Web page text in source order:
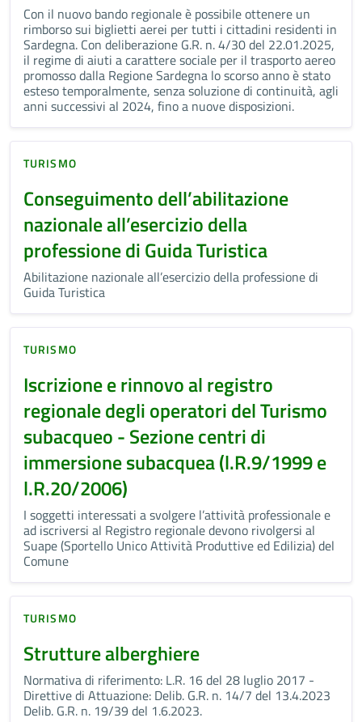
Con il nuovo bando regionale è possibile ottenere un
rimborso sui biglietti aerei per tutti i cittadini residenti in
Sardegna. Con deliberazione G.R. n. 4/30 del 22.01.2025,
il regime di aiuti a carattere sociale per il trasporto aereo
promosso dalla Regione Sardegna lo scorso anno è stato
esteso temporalmente, senza soluzione di continuità, agli
anni successivi al 2024, fino a nuove disposizioni.
TURISMO
Conseguimento dell’abilitazione
nazionale all’esercizio della
professione di Guida Turistica
Abilitazione nazionale all’esercizio della professione di
Guida Turistica
TURISMO
Iscrizione e rinnovo al registro
regionale degli operatori del Turismo
subacqueo - Sezione centri di
immersione subacquea (l.R.9/1999 e
l.R.20/2006)
I soggetti interessati a svolgere l’attività professionale e
ad iscriversi al Registro regionale devono rivolgersi al
Suape (Sportello Unico Attività Produttive ed Edilizia) del
Comune
TURISMO
Strutture alberghiere
Normativa di riferimento: L.R. 16 del 28 luglio 2017 -
Direttive di Attuazione: Delib. G.R. n. 14/7 del 13.4.2023
Delib. G.R. n. 19/39 del 1.6.2023.